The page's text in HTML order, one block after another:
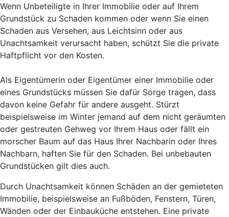
Wenn Unbeteiligte in Ihrer Immobilie oder auf Ihrem
Grundstück zu Schaden kommen oder wenn Sie einen
Schaden aus Versehen, aus Leichtsinn oder aus
Unachtsamkeit verursacht haben, schützt Sie die private
Haftpflicht vor den Kosten.
Als Eigentümerin oder Eigentümer einer Immobilie oder
eines Grundstücks müssen Sie dafür Sorge tragen, dass
davon keine Gefahr für andere ausgeht. Stürzt
beispielsweise im Winter jemand auf dem nicht geräumten
oder gestreuten Gehweg vor Ihrem Haus oder fällt ein
morscher Baum auf das Haus Ihrer Nachbarin oder Ihres
Nachbarn, haften Sie für den Schaden. Bei unbebauten
Grundstücken gilt dies auch.
Durch Unachtsamkeit können Schäden an der gemieteten
Immobilie, beispielsweise an Fußböden, Fenstern, Türen,
Wänden oder der Einbauküche entstehen. Eine private